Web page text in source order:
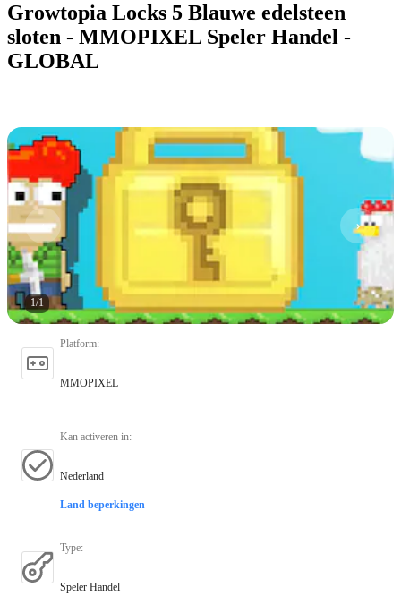
Growtopia Locks 5 Blauwe edelsteen
sloten - MMOPIXEL Speler Handel -
GLOBAL
1/1
Platform:
MMOPIXEL
Kan activeren in:
Nederland
Land beperkingen
Type:
Speler Handel